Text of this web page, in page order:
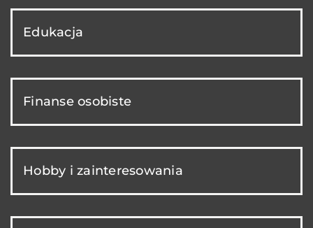
Edukacja
Finanse osobiste
Hobby i zainteresowania